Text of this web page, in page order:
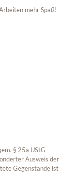
mehr Spaß!
§ 25a UStG
Ausweis der
Gegenstände ist